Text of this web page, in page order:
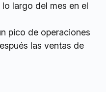
largo del mes en el
pico de operaciones
las ventas de